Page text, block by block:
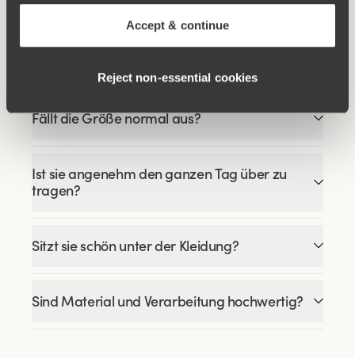
Accept & continue
Reject non‑essential cookies
Welche Formwirkung bietet diese
Fällt die Größe normal aus?
Ist sie angenehm den ganzen Tag über zu
tragen?
Sitzt sie schön unter der Kleidung?
Sind Material und Verarbeitung hochwertig?